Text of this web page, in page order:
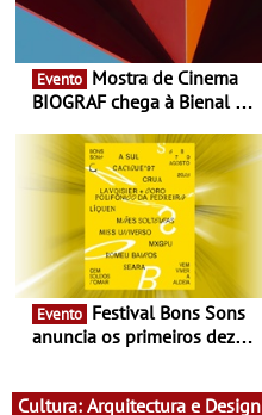
Evento
BIOGRAF chega à Bienal de
Documentário, ensaio
fílmico e práticas artísticas
Evento
anuncia os primeiros dez
Cultura: Arquitectura e Design